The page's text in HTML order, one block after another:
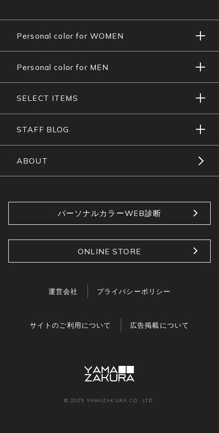
Personal color for WOMEN
Personal color for MEN
SELECT ITEMS
STAFF BLOG
ABOUT
パーソナルカラーWEB診断
ONLINE STORE
運営会社 プライバシーポリシー
サイトのご利用について 広告掲載について
© 2025 YAMAZAKURA CO. LTD.